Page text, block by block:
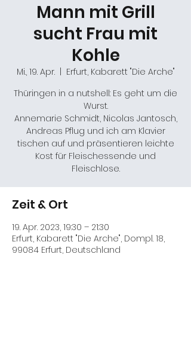
Mann mit Grill
sucht Frau mit
Kohle
Mi., 19. Apr.
  |
Erfurt, Kabarett "Die Arche"
Thüringen in a nutshell: Es geht um die
Wurst.
Annemarie Schmidt, Nicolas Jantosch,
Andreas Pflug und ich am Klavier
tischen auf und präsentieren leichte
Kost für Fleischessende und
Fleischlose.
Zeit & Ort
19. Apr. 2023, 19:30 – 21:30
Erfurt, Kabarett "Die Arche", Dompl. 18,
99084 Erfurt, Deutschland